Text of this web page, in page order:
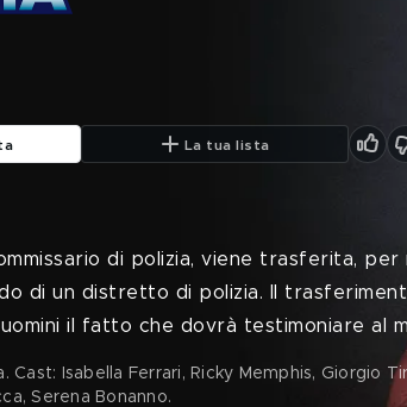
La tua lista
di polizia, viene trasferita,
di un distretto di polizia. Il
il fatto che dovrà testimoniare al
Cast: Isabella Ferrari, Ricky Memphis, Giorgio
Serena Bonanno.